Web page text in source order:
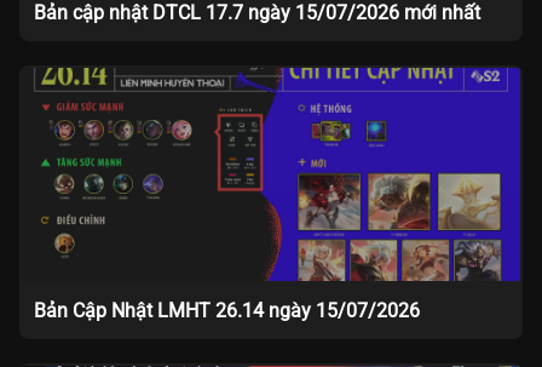
Bản cập nhật DTCL 17.7 ngày 15/07/2026 mới nhất
Bản Cập Nhật LMHT 26.14 ngày 15/07/2026